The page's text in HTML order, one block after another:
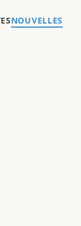
NOUVELLES